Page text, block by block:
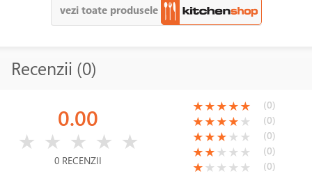
vezi toate produsele
Recenzii (0)
0.00
★ ★ ★ ★ ★
0 RECENZII
(*)
★(*)
★(*)
★(*)
★(*)
★ (0)
(*)
★(*)
★(*)
★(*)
★( )
★ (0)
(*)
★(*)
★(*)
★( )
★ ( )
★ (0)
(*)
★(*)
★( )
★ ( )
★ ( )
★ (0)
(*)
★( )
★ ( )
★ ( )
★ ( )
★ (0)